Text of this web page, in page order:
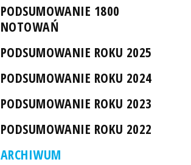
PODSUMOWANIE 1800
NOTOWAŃ
PODSUMOWANIE ROKU 2025
PODSUMOWANIE ROKU 2024
PODSUMOWANIE ROKU 2023
PODSUMOWANIE ROKU 2022
ARCHIWUM